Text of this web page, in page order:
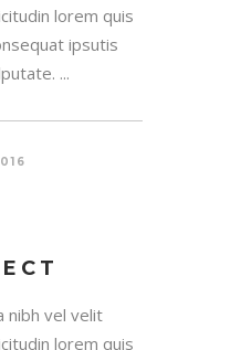
lorem quis
ipsutis
...
nibh vel velit
lorem quis